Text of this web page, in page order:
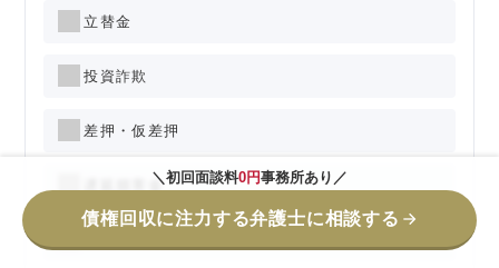
立替金
投資詐欺
差押・仮差押
遅延損害金＼初回面談料0円事務所あり／
債権回収に注力する弁護士に相談する